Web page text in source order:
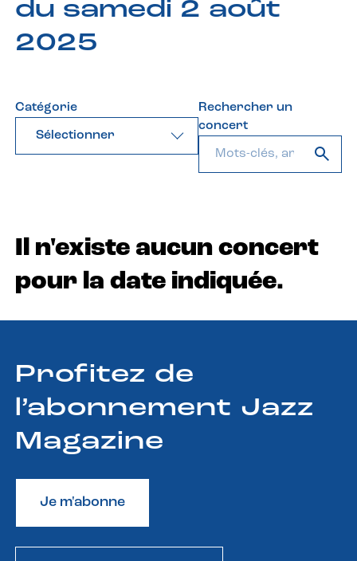
du samedi 2 août
2025
Catégorie
Sélectionner
Rechercher un
concert
Il n'existe aucun concert
pour la date indiquée.
Profitez de
l’abonnement Jazz
Magazine
Je m'abonne